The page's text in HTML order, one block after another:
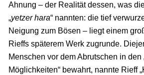
Ahnung – der Realität dessen, was
„yetzer hara“ nannten: die tief
Neigung zum Bösen – liegt einem
Rieffs späterem Werk zugrunde.
Menschen vor dem Abrutschen in den
Möglichkeiten“ bewahrt, nannte Rieff